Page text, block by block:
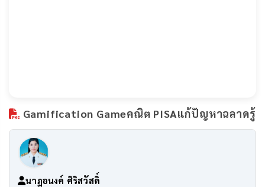
Gamification Gameคณิต PISAแก้ปัญหาฉลาดรู้
นาฏอนงค์ ศิริสวัสดิ์